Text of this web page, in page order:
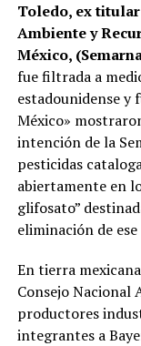
Toledo, ex
Ambiente y
México,
fue filtrada a
estadounidense y
México»
intención de la
pesticidas
abiertamente en
glifosato”
eliminación de
En tierra
Consejo Nacional
productores
integrantes a